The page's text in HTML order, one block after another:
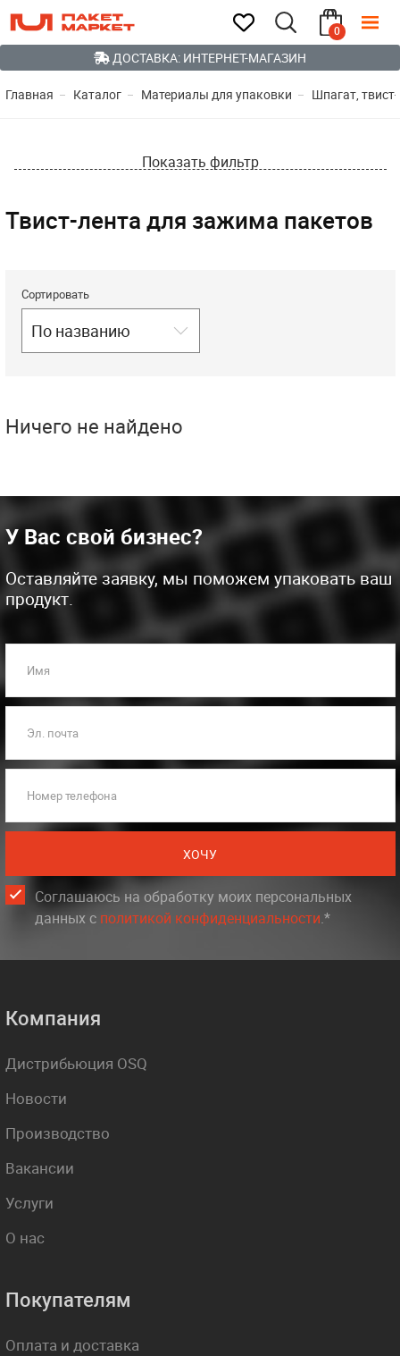
0
ДОСТАВКА: ИНТЕРНЕТ-МАГАЗИН
Главная Каталог Материалы для упаковки Шпагат,
Показать фильтр
Твист-лента для зажима пакетов
Сортировать
По названию
Ничего не найдено
У Вас свой бизнес?
Оставляйте заявку, мы поможем упаковать ваш
продукт.
Имя
Эл. почта
Номер телефона
ХОЧУ
Соглашаюсь на обработку моих персональных
данных c политикой конфиденциальности.*
Компания
Дистрибьюция OSQ
Новости
Производство
Вакансии
Услуги
О нас
Покупателям
Оплата и доставка